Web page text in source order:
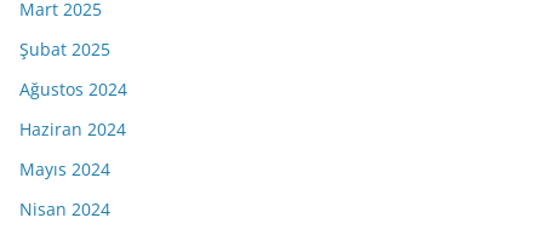
Mart 2025
Şubat 2025
Ağustos 2024
Haziran 2024
Mayıs 2024
Nisan 2024